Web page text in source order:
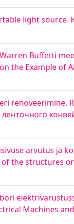
light source.
Buffetti
the Example of
arvutus ja
the structures
Machines